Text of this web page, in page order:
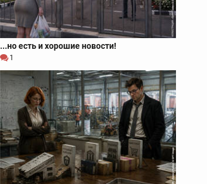
...но есть и хорошие новости!
1